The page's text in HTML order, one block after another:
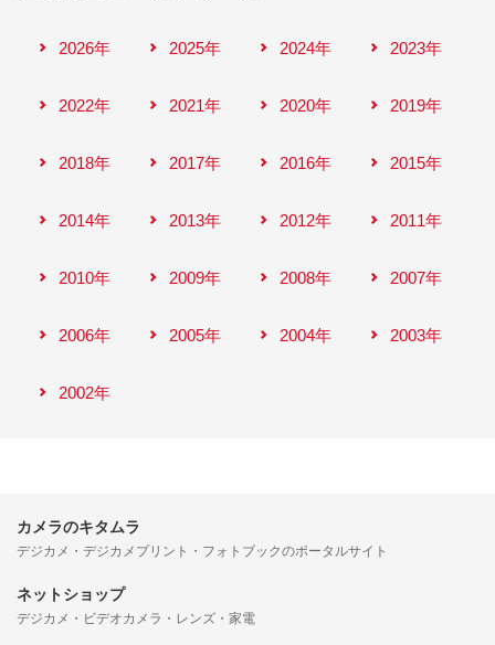
2026年 2025年 2024年 2023年
2022年 2021年 2020年 2019年
2018年 2017年 2016年 2015年
2014年 2013年 2012年 2011年
2010年 2009年 2008年 2007年
2006年 2005年 2004年 2003年
2002年
カメラのキタムラ
デジカメ・デジカメプリント・フォトブックのポータルサイト
ネットショップ
デジカメ・ビデオカメラ・レンズ・家電